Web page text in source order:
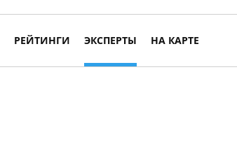
РЕЙТИНГИ ЭКСПЕРТЫ НА КАРТЕ